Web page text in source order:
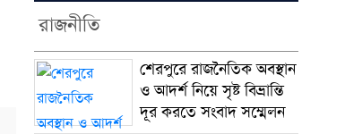
রাজনীতি
শেরপুরে রাজনৈতিক অবস্থান
ও আদর্শ নিয়ে সৃষ্ট বিভ্রান্তি
দূর করতে সংবাদ সম্মেলন